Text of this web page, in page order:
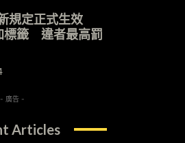
規定正式生效
標籤 違者最高罰
- 廣告 -
Articles